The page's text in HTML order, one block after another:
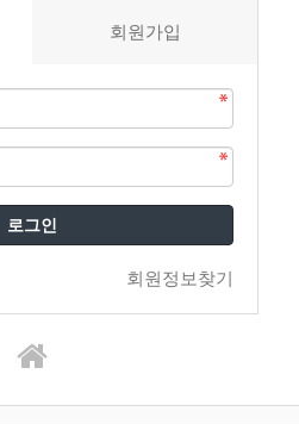
회원가입
로그인
회원정보찾기